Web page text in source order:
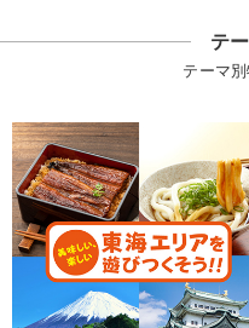
テ
テーマ